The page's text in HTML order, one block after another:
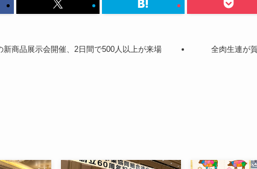
新商品展示会開催、2日間で500人以上が来場 全肉生連が